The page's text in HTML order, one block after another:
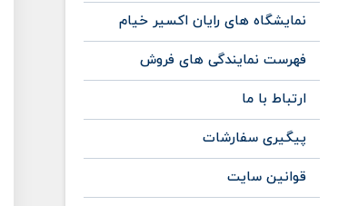
نمایشگاه های رایان اکسیر خیام
فهرست نمایندگی های فروش
ارتباط با ما
پیگیری سفارشات
قوانین سایت